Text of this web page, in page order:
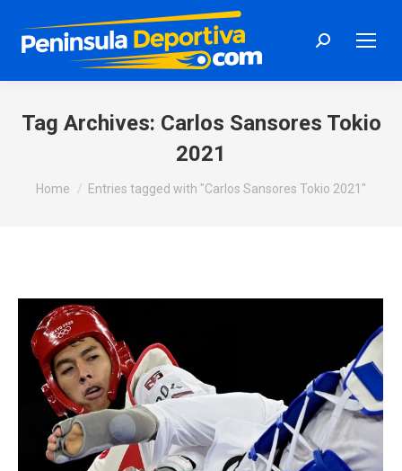
Search:
Tag Archives: Carlos Sansores Tokio
2021
You are here:
Home Entries tagged with "Carlos Sansores Tokio 2021"